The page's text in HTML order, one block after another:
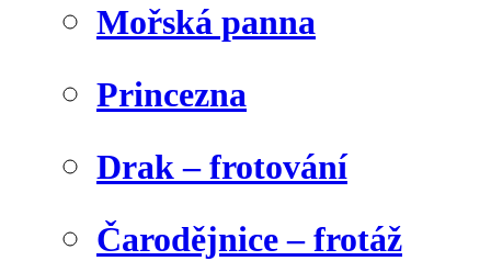
Mořská panna
Princezna
Drak – frotování
Čarodějnice – frotáž